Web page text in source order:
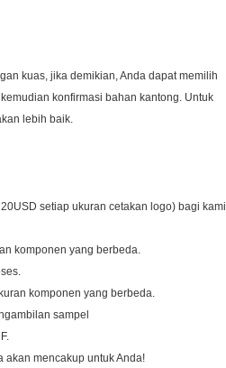
kuas, jika demikian, Anda dapat memilih
konfirmasi bahan kantong. Untuk
lebih baik.
setiap ukuran cetakan logo) bagi kami
komponen yang berbeda.
komponen yang berbeda.
sampel
akan mencakup untuk Anda!